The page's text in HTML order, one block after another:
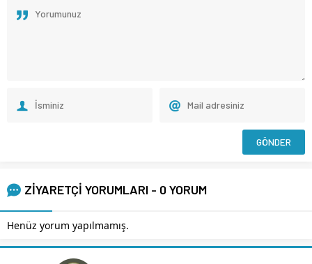
ZİYARETÇİ YORUMLARI - 0 YORUM
Henüz yorum yapılmamış.